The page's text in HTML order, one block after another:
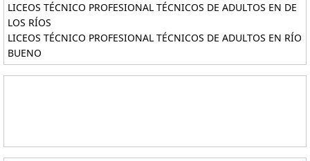
LICEOS TÉCNICO PROFESIONAL TÉCNICOS DE ADULTOS EN DE
LOS RÍOS
LICEOS TÉCNICO PROFESIONAL TÉCNICOS DE ADULTOS EN RÍO
BUENO